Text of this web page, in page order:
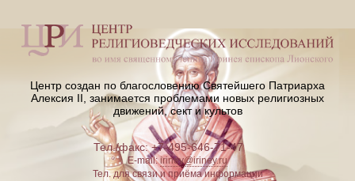
Центр создан по благословению Святейшего Патриарха
Алексия II, занимается проблемами новых религиозных
движений, сект и культов
Тел./факс: +7-495-646-71-47
E-mail:iriney@iriney.ru
Тел. для связи и приёма информации